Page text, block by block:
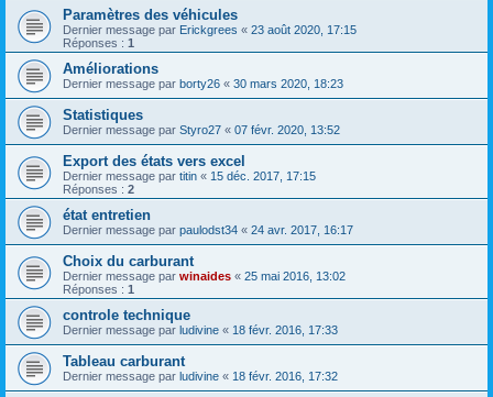
Paramètres des véhicules
Dernier message par Erickgrees « 23 août 2020, 17:15
Réponses : 1
Améliorations
Dernier message par borty26 « 30 mars 2020, 18:23
Statistiques
Dernier message par Styro27 « 07 févr. 2020, 13:52
Export des états vers excel
Dernier message par titin « 15 déc. 2017, 17:15
Réponses : 2
état entretien
Dernier message par paulodst34 « 24 avr. 2017, 16:17
Choix du carburant
Dernier message par winaides « 25 mai 2016, 13:02
Réponses : 1
controle technique
Dernier message par ludivine « 18 févr. 2016, 17:33
Tableau carburant
Dernier message par ludivine « 18 févr. 2016, 17:32